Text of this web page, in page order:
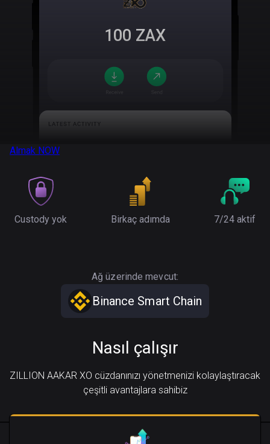
100 ZAX
Almak NOW
Custody yok Birkaç adımda 7/24 aktif
Ağ üzerinde mevcut:
Binance Smart Chain
Nasıl çalışır
ZILLION AAKAR XO cüzdanınızı yönetmenizi kolaylaştıracak
çeşitli avantajlara sahibiz